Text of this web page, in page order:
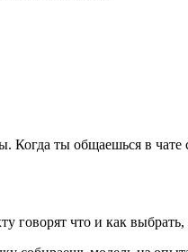
Когда ты общаешься в
говорят что и как